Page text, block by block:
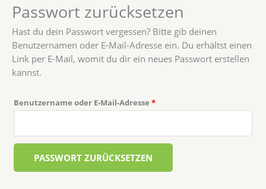
Passwort zurücksetzen
Hast du dein Passwort vergessen? Bitte gib deinen
Benutzernamen oder E-Mail-Adresse ein. Du erhältst einen
Link per E-Mail, womit du dir ein neues Passwort erstellen
kannst.
Benutzername oder E-Mail-Adresse *
Erforderlich
PASSWORT ZURÜCKSETZEN